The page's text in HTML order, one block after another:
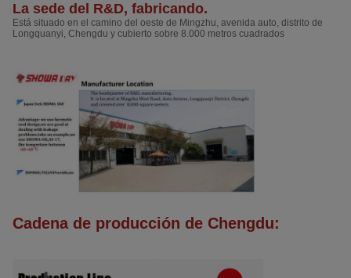
La sede del R&D, fabricando.
Está situado en el camino del oeste de Mingzhu, avenida auto, distrito de
Longquanyi, Chengdu y cubierto sobre 8.000 metros cuadrados
Cadena de producción de Chengdu: